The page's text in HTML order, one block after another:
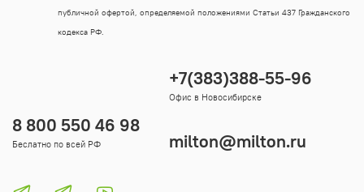
8 800 550 46 98
Беслатно по всей РФ
+7(383)388-55-96
Офис в Новосибирске
milton@milton.ru
публичной офертой, определяемой положениями Статьи 437 Гражданского
кодекса РФ.